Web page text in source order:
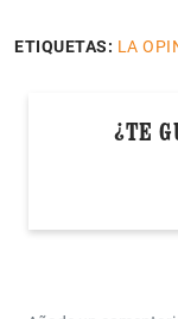
ETIQUETAS: LA
¿TE